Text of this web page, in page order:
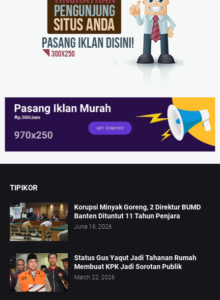
TIPIKOR
Korupsi Minyak Goreng, 2 Direktur BUMD
Banten Dituntut 11 Tahun Penjara
June 16, 2026
Status Gus Yaqut Jadi Tahanan Rumah
Membuat KPK Jadi Sorotan Publik
March 22, 2026